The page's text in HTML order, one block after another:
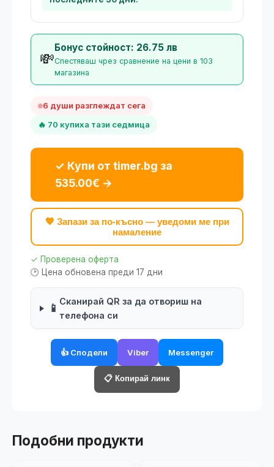
💸
Бонус стойност: 26.75 лв
Спестяваш чрез сравнение на цени в 103
магазина
6 души разглеждат сега
🔥 70 купиха тази седмица
✓ Купи от timer.bg за
535.00€ →
💖 Запази за по-късно — уведоми ме при
намаление
✓ Проверена оферта
🕑 Цена обновена преди 17 дни
📱
Сканирай QR за да отвориш на
телефона си
👍 Сподели Viber Messenger
📋 Копирай линк
Подобни продукти